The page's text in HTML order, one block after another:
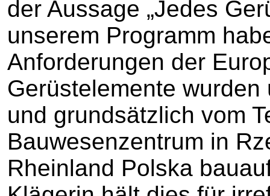
der Aussage „Jedes
unserem Programm
Anforderungen der
Gerüstelemente
und grundsätzlich vom
Bauwesenzentrum in
Rheinland Polska